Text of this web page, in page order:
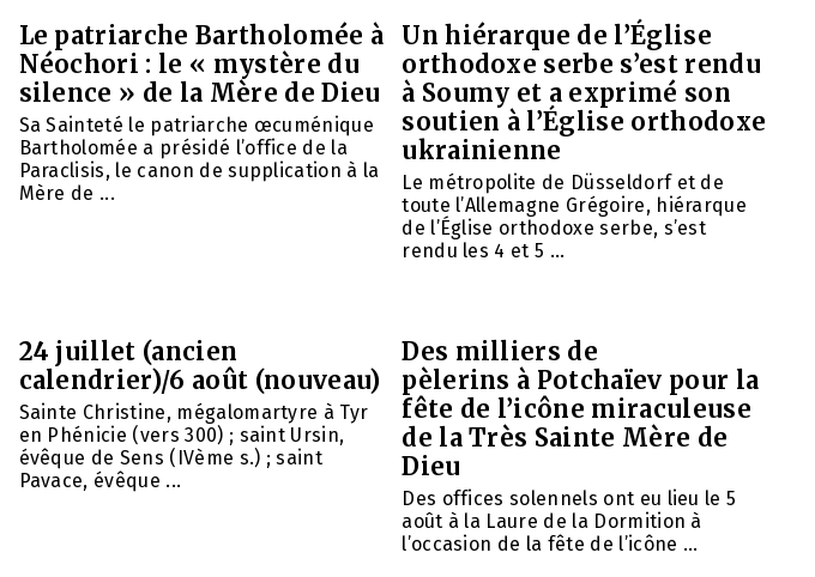
Le patriarche Bartholomée à
Néochori : le « mystère du
silence » de la Mère de Dieu
Sa Sainteté le patriarche œcuménique
Bartholomée a présidé l’office de la
Paraclisis, le canon de supplication à la
Mère de ...
Un hiérarque de l’Église
orthodoxe serbe s’est rendu
à Soumy et a exprimé son
soutien à l’Église orthodoxe
ukrainienne
Le métropolite de Düsseldorf et de
toute l’Allemagne Grégoire, hiérarque
de l’Église orthodoxe serbe, s’est
rendu les 4 et 5 ...
24 juillet (ancien
calendrier)/6 août (nouveau)
Sainte Christine, mégalomartyre à Tyr
en Phénicie (vers 300) ; saint Ursin,
évêque de Sens (IVème s.) ; saint
Pavace, évêque ...
Des milliers de
pèlerins à Potchaïev pour la
fête de l’icône miraculeuse
de la Très Sainte Mère de
Dieu
Des offices solennels ont eu lieu le 5
août à la Laure de la Dormition à
l’occasion de la fête de l’icône ...